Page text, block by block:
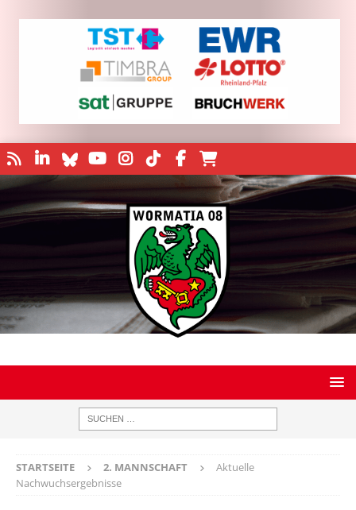
STARTSEITE 2. MANNSCHAFT
Aktuelle
Nachwuchsergebnisse